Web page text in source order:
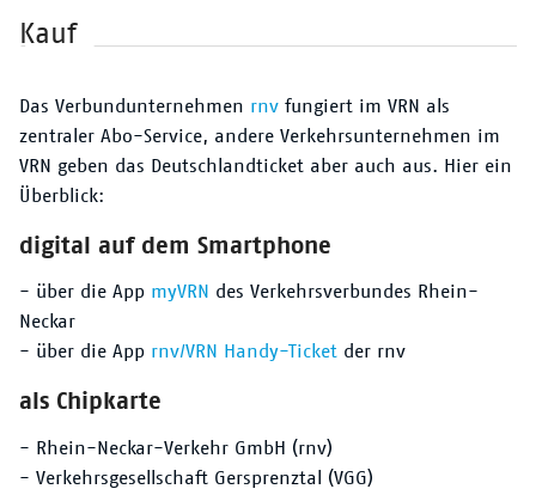
Kauf
Das Verbundunternehmen rnv fungiert im VRN als
zentraler Abo-Service, andere Verkehrsunternehmen im
VRN geben das Deutschlandticket aber auch aus. Hier ein
Überblick:
digital auf dem Smartphone
- über die App myVRN des Verkehrsverbundes Rhein-
Neckar
- über die App rnv/VRN Handy-Ticket der rnv
als Chipkarte
- Rhein-Neckar-Verkehr GmbH (rnv)
- Verkehrsgesellschaft Gersprenztal (VGG)